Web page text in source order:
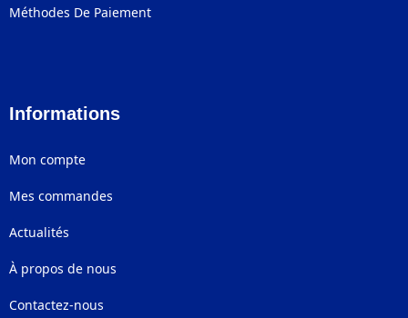
Méthodes De Paiement
Informations
Mon compte
Mes commandes
Actualités
À propos de nous
Contactez-nous